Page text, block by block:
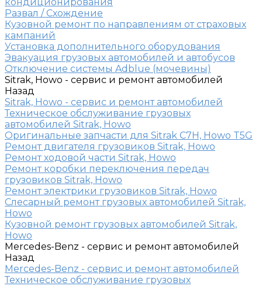
Развал / Схождение
Кузовной ремонт по направлениям от страховых
кампаний
Установка дополнительного оборудования
Эвакуация грузовых автомобилей и автобусов
Отключение системы Adblue (мочевины)
Sitrak, Howo - сервис и ремонт автомобилей
Назад
Sitrak, Howo - сервис и ремонт автомобилей
Техническое обслуживание грузовых
автомобилей Sitrak, Howo
Оригинальные запчасти для Sitrak C7H, Howo T5G
Ремонт двигателя грузовиков Sitrak, Howo
Ремонт ходовой части Sitrak, Howo
Ремонт коробки переключения передач
грузовиков Sitrak, Howo
Ремонт электрики грузовиков Sitrak, Howo
Слесарный ремонт грузовых автомобилей Sitrak,
Howo
Кузовной ремонт грузовых автомобилей Sitrak,
Howo
Mercedes-Benz - сервис и ремонт автомобилей
Назад
Mercedes-Benz - сервис и ремонт автомобилей
Техническое обслуживание грузовых